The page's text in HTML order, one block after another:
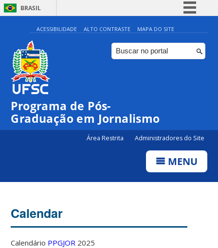
BRASIL
Simplifique!
Comunica BR
Participe
ACESSIBILIDADE ALTO CONTRASTE MAPA DO SITE
Programa de Pós-
Graduação em Jornalismo
Área Restrita Administradores do Site
MENU
Calendar
Calendário PPGJOR 2025